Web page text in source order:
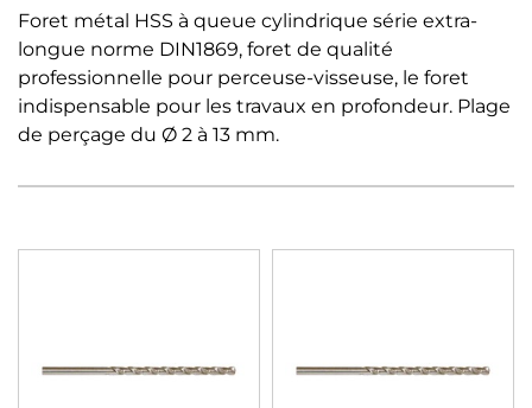
Foret métal HSS à queue cylindrique série extra-
longue norme DIN1869, foret de qualité
professionnelle pour perceuse-visseuse, le foret
indispensable pour les travaux en profondeur. Plage
de perçage du Ø 2 à 13 mm.